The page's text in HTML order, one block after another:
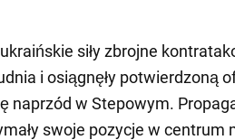
siły zbrojne
i osiągnęły potwierdzoną
naprzód w Stepowym.
swoje pozycje w centrum